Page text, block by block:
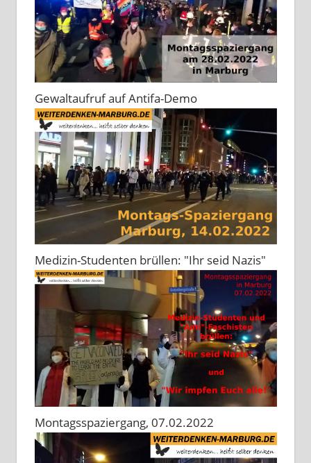
Gewaltaufruf auf Antifa-Demo
Medizin-Studenten brüllen: "Ihr seid Nazis"
Montagsspaziergang, 07.02.2022